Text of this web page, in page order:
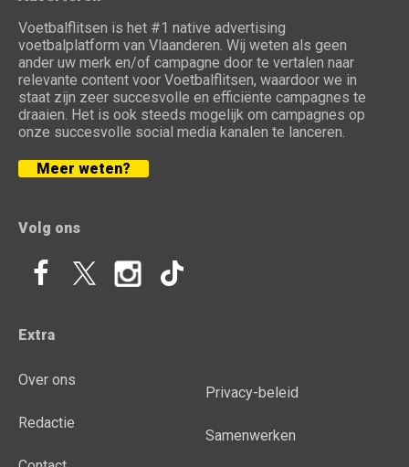
Voetbalflitsen is het #1 native advertising
voetbalplatform van Vlaanderen. Wij weten als geen
ander uw merk en/of campagne door te vertalen naar
relevante content voor Voetbalflitsen, waardoor we in
staat zijn zeer succesvolle en efficiënte campagnes te
draaien. Het is ook steeds mogelijk om campagnes op
onze succesvolle social media kanalen te lanceren.
Meer weten?
Volg ons
Extra
Over ons
Redactie
Privacy-beleid
Samenwerken